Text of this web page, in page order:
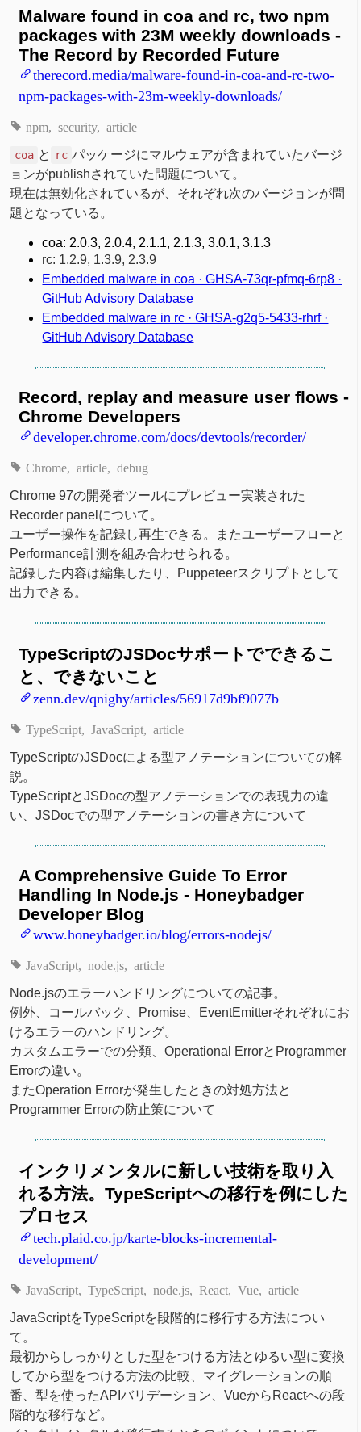
Malware found in coa and rc, two npm
packages with 23M weekly downloads -
The Record by Recorded Future
therecord.media/malware-found-in-coa-and-rc-two-
npm-packages-with-23m-weekly-downloads/
npm security article
coa と rc パッケージにマルウェアが含まれていたバージ
ョンがpublishされていた問題について。
現在は無効化されているが、それぞれ次のバージョンが問
題となっている。
coa: 2.0.3, 2.0.4, 2.1.1, 2.1.3, 3.0.1, 3.1.3
rc: 1.2.9, 1.3.9, 2.3.9
Embedded malware in coa · GHSA-73qr-pfmq-6rp8 ·
GitHub Advisory Database
Embedded malware in rc · GHSA-g2q5-5433-rhrf ·
GitHub Advisory Database
Record, replay and measure user flows -
Chrome Developers
developer.chrome.com/docs/devtools/recorder/
Chrome article debug
Chrome 97の開発者ツールにプレビュー実装された
Recorder panelについて。
ユーザー操作を記録し再生できる。またユーザーフローと
Performance計測を組み合わせられる。
記録した内容は編集したり、Puppeteerスクリプトとして
出力できる。
TypeScriptのJSDocサポートでできるこ
と、できないこと
zenn.dev/qnighy/articles/56917d9bf9077b
TypeScript JavaScript article
TypeScriptのJSDocによる型アノテーションについての解
説。
TypeScriptとJSDocの型アノテーションでの表現力の違
い、JSDocでの型アノテーションの書き方について
A Comprehensive Guide To Error
Handling In Node.js - Honeybadger
Developer Blog
www.honeybadger.io/blog/errors-nodejs/
JavaScript node.js article
Node.jsのエラーハンドリングについての記事。
例外、コールバック、Promise、EventEmitterそれぞれにお
けるエラーのハンドリング。
カスタムエラーでの分類、Operational ErrorとProgrammer
Errorの違い。
またOperation Errorが発生したときの対処方法と
Programmer Errorの防止策について
インクリメンタルに新しい技術を取り入
れる方法。TypeScriptへの移行を例にした
プロセス
tech.plaid.co.jp/karte-blocks-incremental-
development/
JavaScript TypeScript node.js React Vue article
JavaScriptをTypeScriptを段階的に移行する方法につい
て。
最初からしっかりとした型をつける方法とゆるい型に変換
してから型をつける方法の比較、マイグレーションの順
番、型を使ったAPIバリデーション、VueからReactへの段
階的な移行など。